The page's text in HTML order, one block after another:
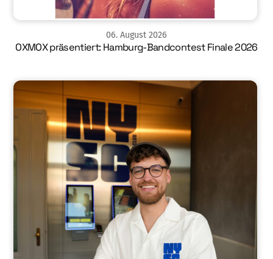
06. August 2026
OXMOX präsentiert: Hamburg-Bandcontest Finale 2026